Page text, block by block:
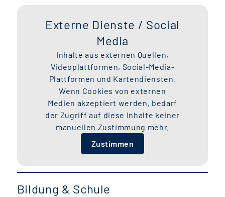
Externe Dienste / Social
Media
Inhalte aus externen Quellen,
Videoplattformen, Social-Media-
Plattformen und Kartendiensten.
Wenn Cookies von externen
Medien akzeptiert werden, bedarf
der Zugriff auf diese Inhalte keiner
manuellen Zustimmung mehr.
Zustimmen
Bildung & Schule